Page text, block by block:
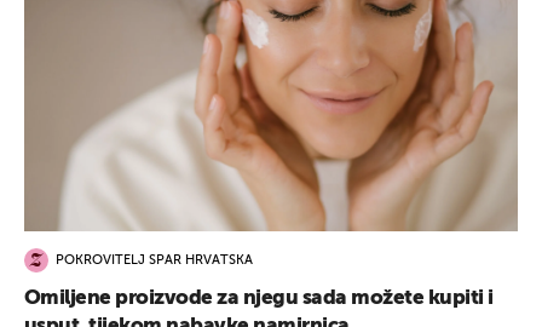
POKROVITELJ SPAR HRVATSKA
Omiljene proizvode za njegu sada možete kupiti i